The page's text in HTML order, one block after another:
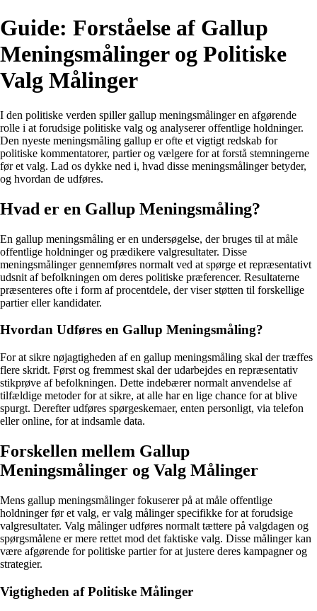
Guide: Forståelse af Gallup
Meningsmålinger og Politiske
Valg Målinger
I den politiske verden spiller gallup meningsmålinger en afgørende
rolle i at forudsige politiske valg og analyserer offentlige holdninger.
Den nyeste meningsmåling gallup er ofte et vigtigt redskab for
politiske kommentatorer, partier og vælgere for at forstå stemningerne
før et valg. Lad os dykke ned i, hvad disse meningsmålinger betyder,
og hvordan de udføres.
Hvad er en Gallup Meningsmåling?
En gallup meningsmåling er en undersøgelse, der bruges til at måle
offentlige holdninger og prædikere valgresultater. Disse
meningsmålinger gennemføres normalt ved at spørge et repræsentativt
udsnit af befolkningen om deres politiske præferencer. Resultaterne
præsenteres ofte i form af procentdele, der viser støtten til forskellige
partier eller kandidater.
Hvordan Udføres en Gallup Meningsmåling?
For at sikre nøjagtigheden af en gallup meningsmåling skal der træffes
flere skridt. Først og fremmest skal der udarbejdes en repræsentativ
stikprøve af befolkningen. Dette indebærer normalt anvendelse af
tilfældige metoder for at sikre, at alle har en lige chance for at blive
spurgt. Derefter udføres spørgeskemaer, enten personligt, via telefon
eller online, for at indsamle data.
Forskellen mellem Gallup
Meningsmålinger og Valg Målinger
Mens gallup meningsmålinger fokuserer på at måle offentlige
holdninger før et valg, er valg målinger specifikke for at forudsige
valgresultater. Valg målinger udføres normalt tættere på valgdagen og
spørgsmålene er mere rettet mod det faktiske valg. Disse målinger kan
være afgørende for politiske partier for at justere deres kampagner og
strategier.
Vigtigheden af Politiske Målinger